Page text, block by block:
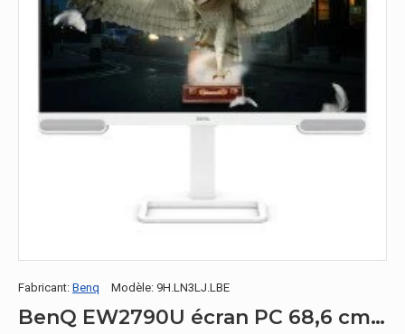
Fabricant: Benq Modèle: 9H.LN3LJ.LBE
BenQ EW2790U écran PC 68,6 cm (27") 3840 x 2160 pixels 4K Ultra HD LED Blanc